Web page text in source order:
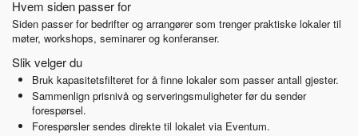
Hvem siden passer for
Siden passer for bedrifter og arrangører som trenger praktiske lokaler til
møter, workshops, seminarer og konferanser.
Slik velger du
Bruk kapasitetsfilteret for å finne lokaler som passer antall gjester.
Sammenlign prisnivå og serveringsmuligheter før du sender
forespørsel.
Forespørsler sendes direkte til lokalet via Eventum.